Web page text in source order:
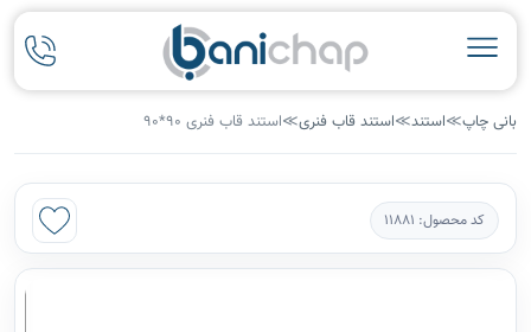
بانی چاپ≫استند≫استند قاب فنری≫استند قاب فنری 90*90
کد محصول: 11881